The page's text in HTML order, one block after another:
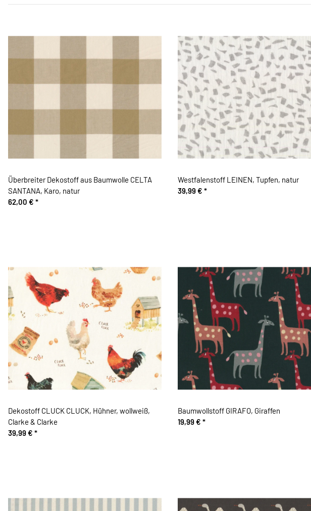
Überbreiter Dekostoff aus Baumwolle CELTA
SANTANA, Karo, natur
62,00 € *
Westfalenstoff LEINEN, Tupfen, natur
39,99 € *
Dekostoff CLUCK CLUCK, Hühner, wollweiß,
Clarke & Clarke
39,99 € *
Baumwollstoff GIRAFO, Giraffen
19,99 € *